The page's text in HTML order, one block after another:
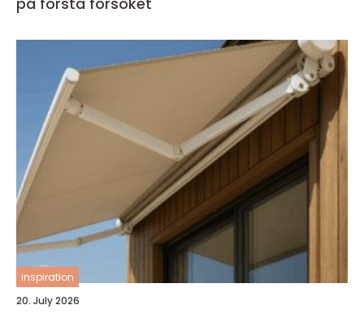
inspiration
20. July 2026